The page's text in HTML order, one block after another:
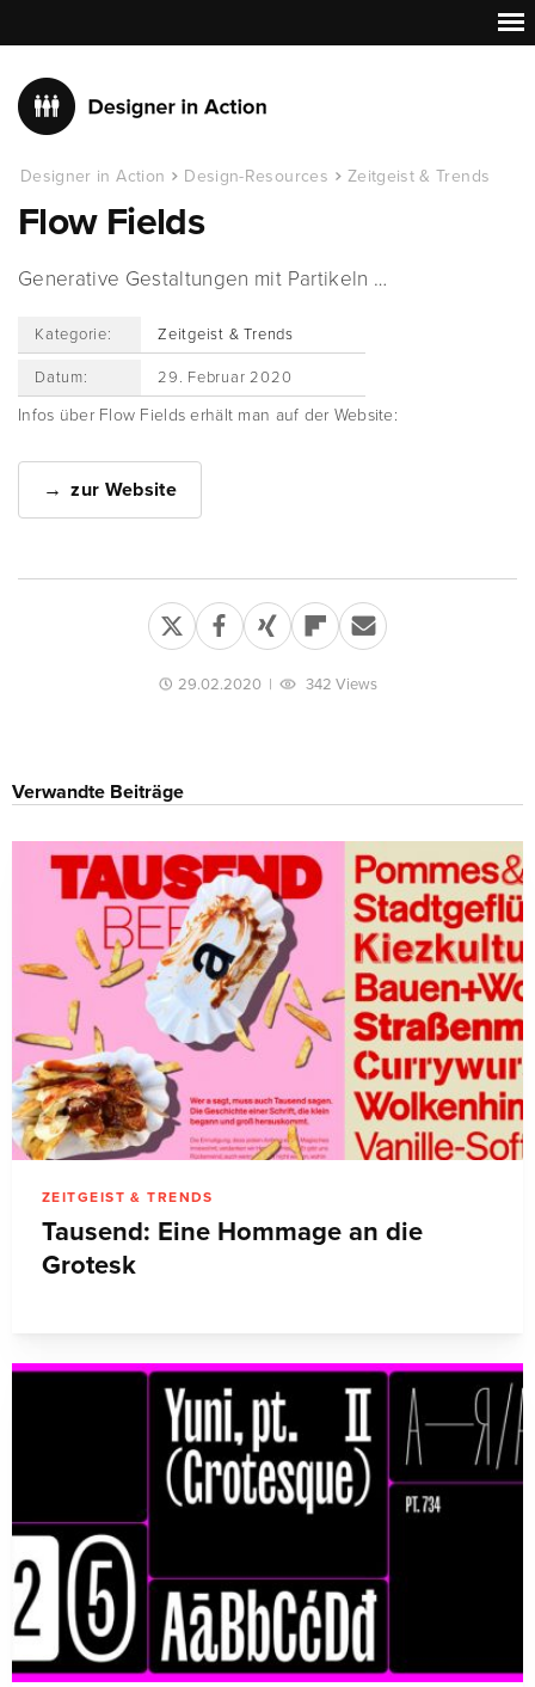
Designer in Action Design-Resources Zeitgeist & Trends
Flow Fields
Generative Gestaltungen mit Partikeln …
Kategorie: Zeitgeist & Trends
Datum: 29. Februar 2020
Infos über Flow Fields erhält man auf der Website:
zur Website
29.02.2020 | 342 Views
Verwandte Beiträge
ZEITGEIST & TRENDS
Tausend: Eine Hommage an die
Grotesk